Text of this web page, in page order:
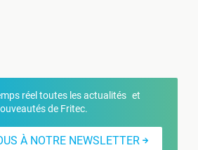
réel toutes les actualités et
de Fritec.
À NOTRE NEWSLETTER